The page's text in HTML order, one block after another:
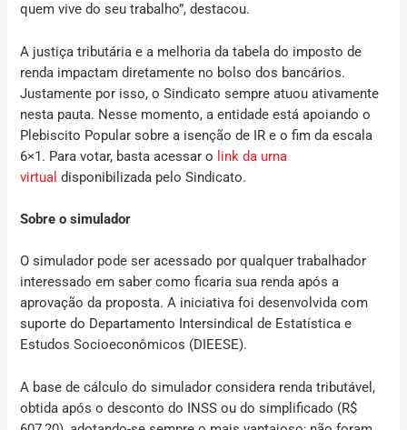
quem vive do seu trabalho”, destacou.
A justiça tributária e a melhoria da tabela do imposto de
renda impactam diretamente no bolso dos bancários.
Justamente por isso, o Sindicato sempre atuou ativamente
nesta pauta. Nesse momento, a entidade está apoiando o
Plebiscito Popular sobre a isenção de IR e o fim da escala
6×1. Para votar, basta acessar o link da urna
virtual disponibilizada pelo Sindicato.
Sobre o simulador
O simulador pode ser acessado por qualquer trabalhador
interessado em saber como ficaria sua renda após a
aprovação da proposta. A iniciativa foi desenvolvida com
suporte do Departamento Intersindical de Estatística e
Estudos Socioeconômicos (DIEESE).
A base de cálculo do simulador considera renda tributável,
obtida após o desconto do INSS ou do simplificado (R$